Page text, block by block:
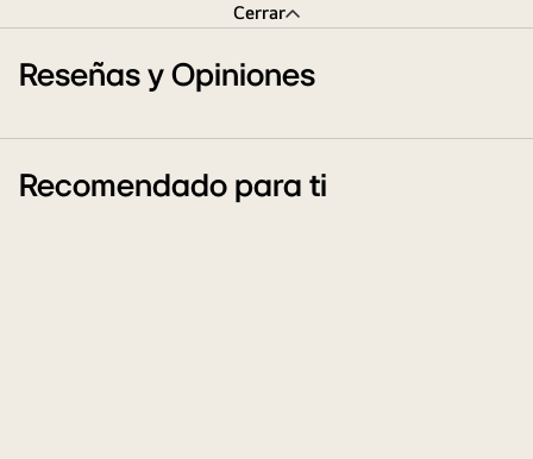
Cerrar
Reseñas y Opiniones
Recomendado para ti